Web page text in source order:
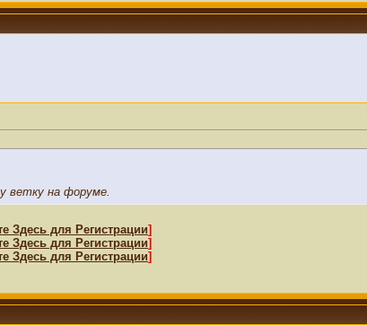
ветку на форуме.
Здесь для Регистрации]
Здесь для Регистрации]
Здесь для Регистрации]